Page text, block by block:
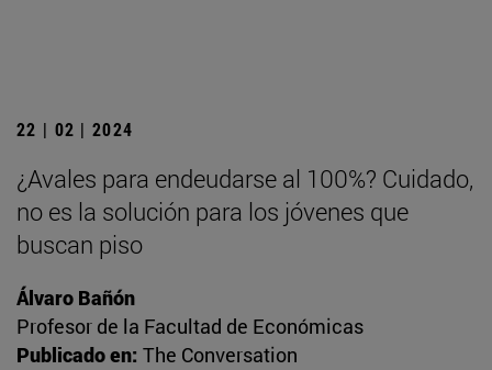
22 | 02 | 2024
¿Avales para endeudarse al 100%? Cuidado,
no es la solución para los jóvenes que
buscan piso
Álvaro Bañón
Profesor de la Facultad de Económicas
Publicado en: The Conversation